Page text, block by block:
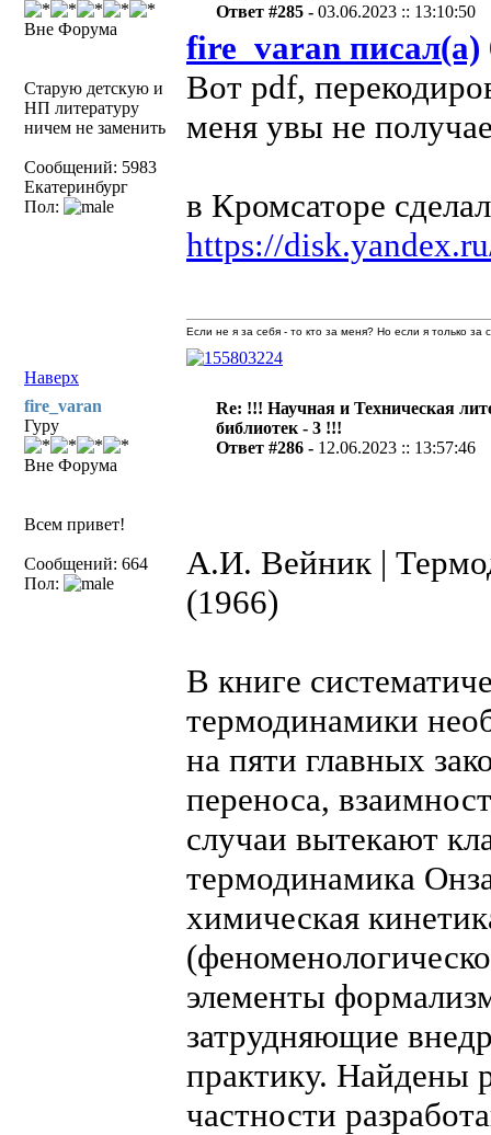
Вне Форума
Старую детскую и
НП литературу
ничем не заменить
Сообщений: 5983
Екатеринбург
Пол:
Ответ #285 -03.06.2023 :: 13:10:50
fire_varan писал(а)
Вот pdf,
меня увы не
в Кромсаторе
https://
Наверх
Если не я за себя - то кто за меня? Но если я только
fire_varan
Гуру
Вне Форума
Всем привет!
Сообщений: 664
Пол:
Re: !!! Научная и Техническая
библиотек - 3 !!!
Ответ #286 - 12.06.2023 :: 13:57:46
А.И. Вейник |
(1966)
В книге
термодинамики
на пяти главных
переноса,
случаи вытекают
термодинамика
химическая
элементы
затрудняющие
практику. Найдены
частности